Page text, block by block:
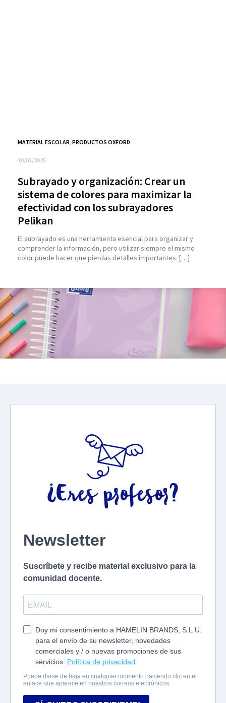
MATERIAL ESCOLAR,PRODUCTOS OXFORD
10/03/2025
Subrayado y organización: Crear un
sistema de colores para maximizar la
efectividad con los subrayadores
Pelikan
El subrayado es una herramienta esencial para organizar y
comprender la información, pero utilizar siempre el mismo
color puede hacer que pierdas detalles importantes. […]